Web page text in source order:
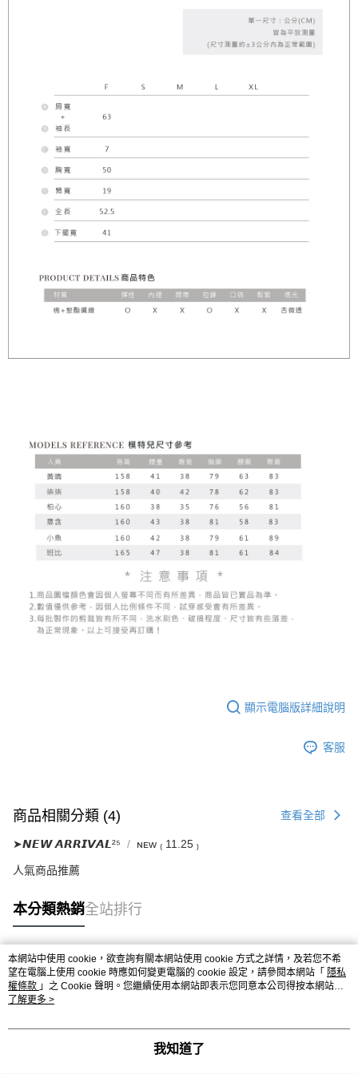
顯示電腦版詳細說明
客服
商品相關分類 (4) 查看全部
➤𝙉𝙀𝙒 𝘼𝙍𝙍𝙄𝙑𝘼𝙇²⁵ ɴᴇᴡ ₍ 11.25 ₎
人氣商品推薦
本分類熱銷全站排行
熱門標籤
本網站中使用 cookie，欲查詢有關本網站使用 cookie 方式之詳情，及若您不希
望在電腦上使用 cookie 時應如何變更電腦的 cookie 設定，請參閱本網站「 隱私
權條款 」之 Cookie 聲明。您繼續使用本網站即表示您同意本公司得按本網站使
用條款之 Cookie 聲明使用 cookie。
了解更多 >
我知道了